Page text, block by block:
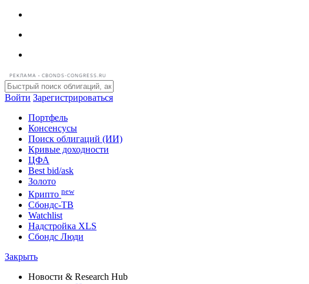
РЕКЛАМА • CBONDS-CONGRESS.RU
Войти Зарегистрироваться
Портфель
Консенсусы
Поиск облигаций (ИИ)
Кривые доходности
ЦФА
Best bid/ask
Золото
Криптоnew
Сбондс-ТВ
Надстройка XLS
Сбондс Люди